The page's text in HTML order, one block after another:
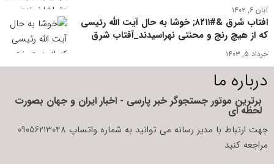
آبان ۶, ۱۴۰۲
افتاب شرق &#۸۲۱۱; خوشا به حال آیت الله رئیسی
که از هیچ رنج و محنتی نهراسیدند_آفتاب شرق
خرداد ۵, ۱۴۰۳
درباره ما
برترین موتور جستجوگر خبر پارسی - اخبار ایران و جهان بصورت
لحظه ای
جهت ارتباط با مدیر رسانه می توانید به شماره واتساپ 09056213048
مراجعه کنید